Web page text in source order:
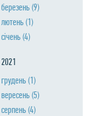
березень(9)
лютень(1)
сiчень(4)
2021
грудень(1)
вересень(5)
серпень(4)